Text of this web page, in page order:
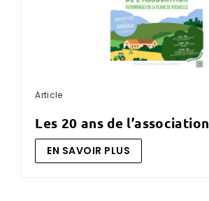
Article
les 20 ans de l’association
EN SAVOIR PLUS